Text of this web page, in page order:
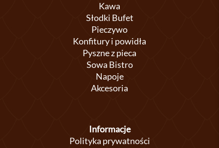
Kawa
Słodki Bufet
Pieczywo
Konfitury i powidła
Pyszne z pieca
Sowa Bistro
Napoje
Akcesoria
Informacje
Polityka prywatności